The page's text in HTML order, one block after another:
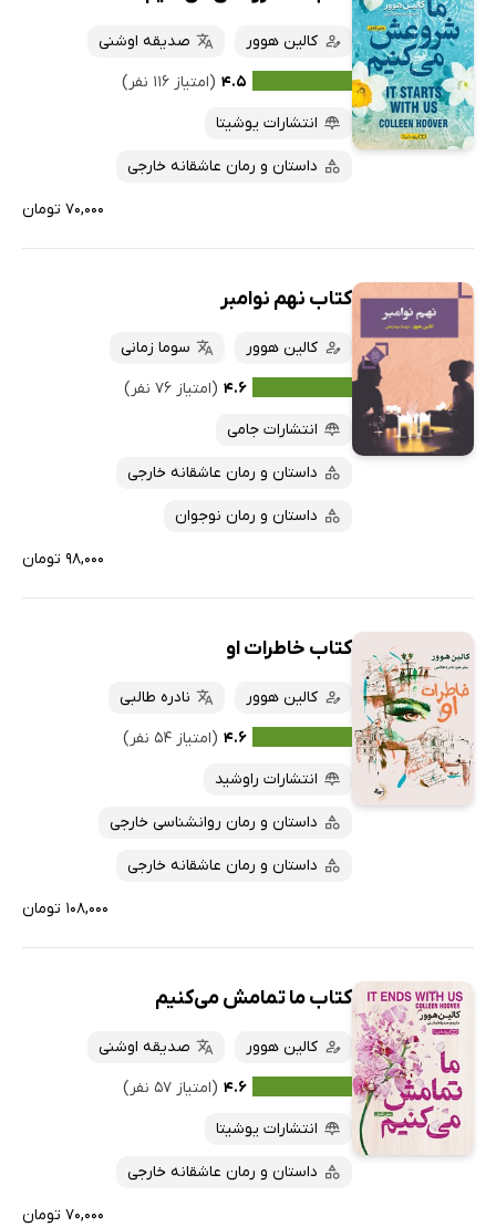
کالین هوور
صدیقه اوشنی
۴.۵ (امتیاز ۱۱۶ نفر)
انتشارات یوشیتا
داستان و رمان عاشقانه خارجی
۷۰,۰۰۰ تومان
کتاب نهم نوامبر
کالین هوور
سوما زمانی
۴.۶ (امتیاز ۷۶ نفر)
انتشارات جامی
داستان و رمان عاشقانه خارجی
داستان و رمان نوجوان
۹۸,۰۰۰ تومان
کتاب خاطرات او
کالین هوور
نادره طالبی
۴.۶ (امتیاز ۵۴ نفر)
انتشارات راوشید
داستان و رمان روانشناسی خارجی
داستان و رمان عاشقانه خارجی
۱۰۸,۰۰۰ تومان
کتاب ما تمامش می‌کنیم
کالین هوور
صدیقه اوشنی
۴.۶ (امتیاز ۵۷ نفر)
انتشارات یوشیتا
داستان و رمان عاشقانه خارجی
۷۰,۰۰۰ تومان